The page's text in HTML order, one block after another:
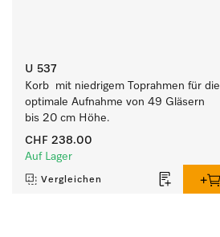
U 537
Korb  mit niedrigem Toprahmen für die
optimale Aufnahme von 49 Gläsern
bis 20 cm Höhe.
CHF 238.00
Auf Lager
Vergleichen